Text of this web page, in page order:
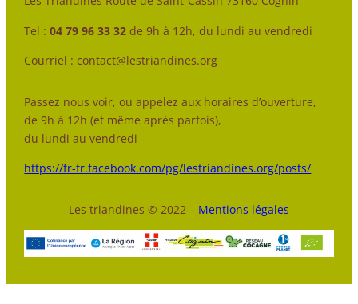
Tel :04 79 96 33 32 de 9h à 12h, du lundi au vendredi
Courriel : contact@lestriandines.org
Passez nous voir, ou appelez aux horaires d’ouverture,
de 9h à 12h (et même après parfois),
du lundi au vendredi
https://fr-fr.facebook.com/pg/lestriandines.org/posts/
Les triandines © 2022 – Mentions légales